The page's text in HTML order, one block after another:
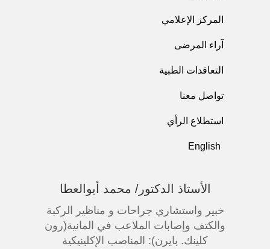
المركز الإعلامي
آراء المرضى
التعاقدات الطبية
تواصل معنا
استطلاع الرأي
English
الأستاذ الدكتور/ محمد أبوالعطا
خبير واستشاري جراحات و مناظير الركبة
والكتف وإصابات الملاعب في المانية(رون
كلينك. بايرن): المناصب الإكلينيكية